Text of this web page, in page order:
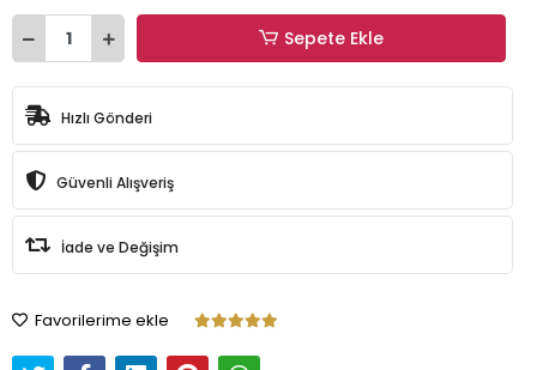
Sepete Ekle
Hızlı Gönderi
Güvenli Alışveriş
İade ve Değişim
Favorilerime ekle